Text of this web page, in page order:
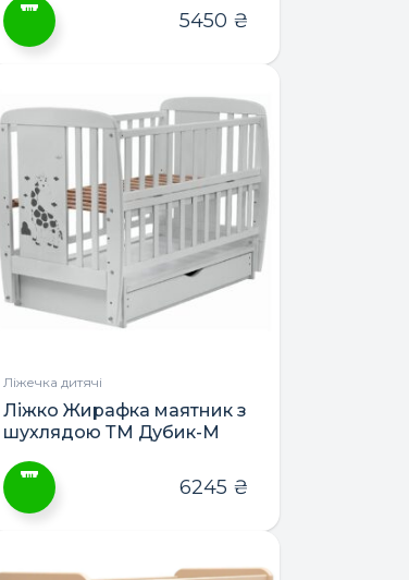
має
кілька
варіантів.
Параметри
можна
вибрати
на
сторінці
товару
5450 ₴
Ліжечка дитячі
Ліжко Жирафка маятник з
шухлядою ТМ Дубик-М
6245 ₴